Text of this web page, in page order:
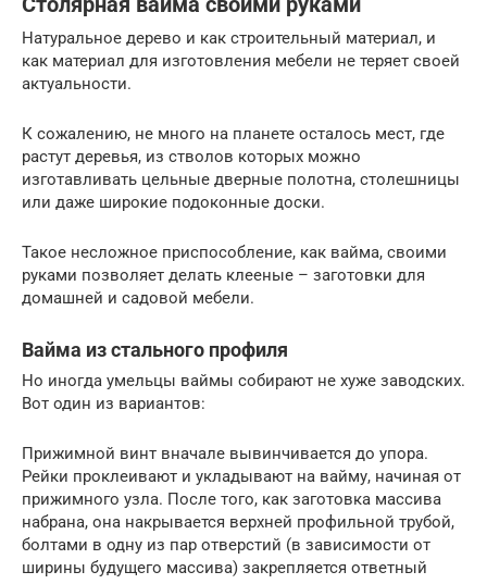
Столярная вайма своими руками
Натуральное дерево и как строительный материал, и
как материал для изготовления мебели не теряет своей
актуальности.
К сожалению, не много на планете осталось мест, где
растут деревья, из стволов которых можно
изготавливать цельные дверные полотна, столешницы
или даже широкие подоконные доски.
Такое несложное приспособление, как вайма, своими
руками позволяет делать клееные – заготовки для
домашней и садовой мебели.
Вайма из стального профиля
Но иногда умельцы ваймы собирают не хуже заводских.
Вот один из вариантов:
Прижимной винт вначале вывинчивается до упора.
Рейки проклеивают и укладывают на вайму, начиная от
прижимного узла. После того, как заготовка массива
набрана, она накрывается верхней профильной трубой,
болтами в одну из пар отверстий (в зависимости от
ширины будущего массива) закрепляется ответный